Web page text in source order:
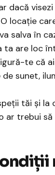
dacă
locație
salva în
ta are loc
te că
sunet,
tăi și la
ar trebui